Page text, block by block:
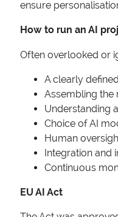
ensure
How to run an AI
Often overlooked or
A clearly
Assembling the
Understanding
Choice of AI
Human
Integration and
Continuous
EU AI Act